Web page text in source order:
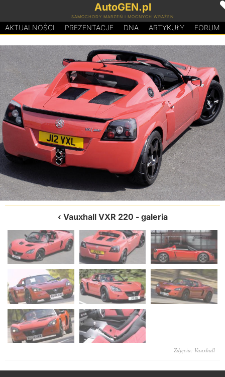
AutoGEN.pl
SAMOCHODY MARZEŃ I MOCNYCH WRAŻEŃ
AKTUALNOŚCI PREZENTACJE DNA ARTYKUŁY FORUM
Vauxhall VXR 220 - galeria
Zdjęcia: Vauxhall